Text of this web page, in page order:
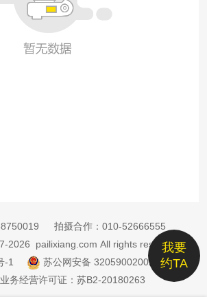
我要
约TA
拍摄合作： 010-52666555
2026 pailixiang.com All rights reserved
-1
苏公网安备 32059002002885号
务经营许可证：苏B2-20180263